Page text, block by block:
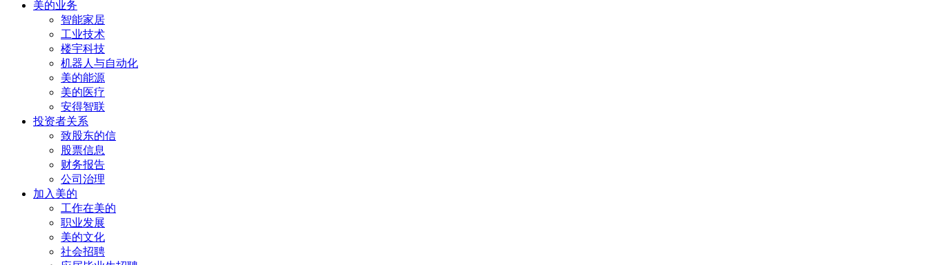
美的业务
智能家居
工业技术
楼宇科技
机器人与自动化
美的能源
美的医疗
安得智联
投资者关系
致股东的信
股票信息
财务报告
公司治理
加入美的
工作在美的
职业发展
美的文化
社会招聘